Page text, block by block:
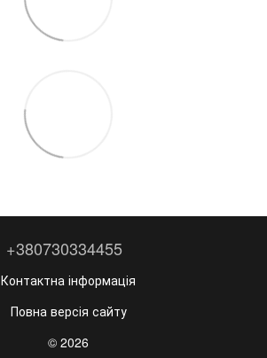
+380730334455
Контактна інформація
Повна версія сайту
© 2026